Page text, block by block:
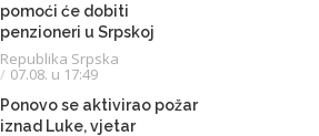
pomoći će dobiti
penzioneri u Srpskoj
Republika Srpska
07.08. u 17:49
Ponovo se aktivirao požar
iznad Luke, vjetar